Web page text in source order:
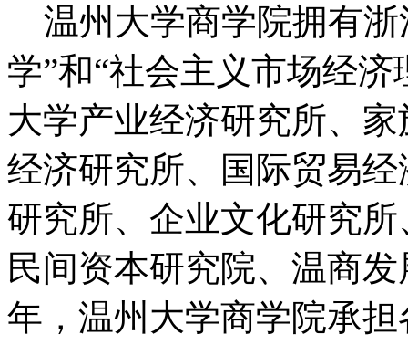
温州大学商学院拥有
学”和“社会主义市场经
大学产业经济研究所、
经济研究所、国际贸易
研究所、企业文化研究
民间资本研究院、温商
年，温州大学商学院承